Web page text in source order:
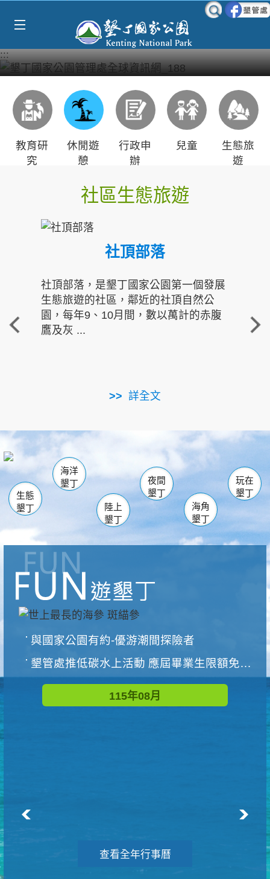
:::
教育研
究
休閒遊
憩
行政申
辦
兒童
生態旅
遊
社區生態旅遊
社頂部落
社頂部落，是墾丁國家公園第一個發展
生態旅遊的社區，鄰近的社頂自然公
園，每年9、10月間，數以萬計的赤腹
鷹及灰 ...
詳全文
重
走進
南仁湖
海生館
恆春 佳樂水
龍鑾潭自然中心 森林遊樂區
瓊麻館
關山 墾管處遊客中心
社頂公園 風吹沙
船帆石
白砂 龍磐公園
香蕉灣
砂島
鵝鑾鼻
生態
墾丁
海洋
墾丁
陸上
墾丁
夜間
墾丁
海角
墾丁
玩在
墾丁
與國家公園有約-優游潮間探險者
墾管處推低碳水上活動 應屆畢業生限額免費參加
115年08月
查看全年行事曆